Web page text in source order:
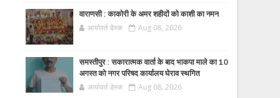
वाराणसी : काकोरी के अमर शहीदों को काशी का नमन
आर्यावर्त डेस्क Aug 08, 2026
समस्तीपुर : सकारात्मक वार्ता के बाद भाकपा माले का 10
अगस्त को नगर परिषद कार्यालय घेराव स्थगित
आर्यावर्त डेस्क Aug 08, 2026